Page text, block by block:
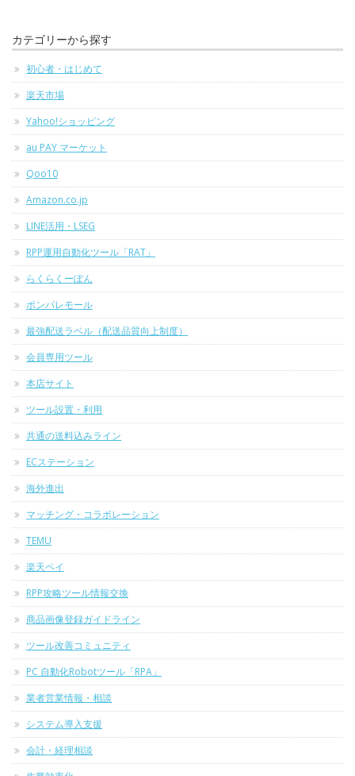
カテゴリーから探す
初心者・はじめて
楽天市場
Yahoo!ショッピング
au PAY マーケット
Qoo10
Amazon.co.jp
LINE活用・LSEG
RPP運用自動化ツール「RAT」
らくらくーぽん
ポンパレモール
最強配送ラベル（配送品質向上制度）
会員専用ツール
本店サイト
ツール設置・利用
共通の送料込みライン
ECステーション
海外進出
マッチング・コラボレーション
TEMU
楽天ペイ
RPP攻略ツール情報交換
商品画像登録ガイドライン
ツール改善コミュニティ
PC 自動化Robotツール「RPA」
業者営業情報・相談
システム導入支援
会計・経理相談